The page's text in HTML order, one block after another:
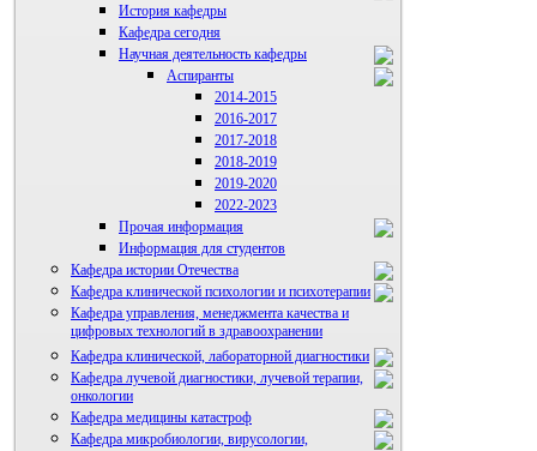
История кафедры
Кафедра сегодня
Научная деятельность кафедры
Аспиранты
2014-2015
2016-2017
2017-2018
2018-2019
2019-2020
2022-2023
Прочая информация
Студенческий научный кружок
Информация для студентов
Кафедра истории Отечества
Кафедра клинической психологии и психотерапии
Кафедра управления, менеджмента качества и
цифровых технологий в здравоохранении
Кафедра клинической, лабораторной диагностики
Кафедра лучевой диагностики, лучевой терапии,
онкологии
Кафедра медицины катастроф
Кафедра микробиологии, вирусологии,